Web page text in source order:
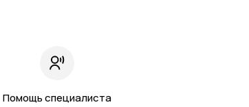
Помощь специалиста